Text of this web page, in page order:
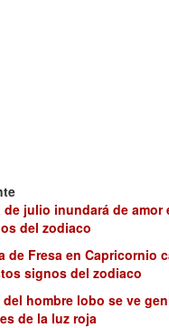
de julio inundará de amor
del zodiaco
de Fresa en Capricornio
signos del zodiaco
hombre lobo se ve
de la luz roja